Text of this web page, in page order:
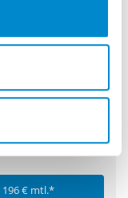
196 € mtl.*